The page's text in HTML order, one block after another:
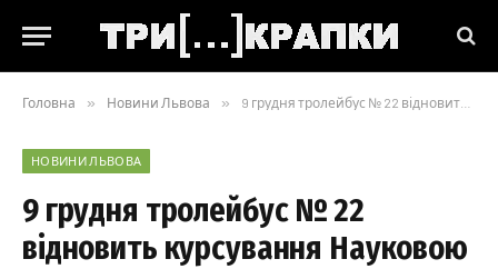
Головна » Новини Львова » 9 грудня тролейбус № 22 відновить курсування Науковою
НОВИНИ ЛЬВОВА
9 грудня тролейбус № 22
відновить курсування Науковою